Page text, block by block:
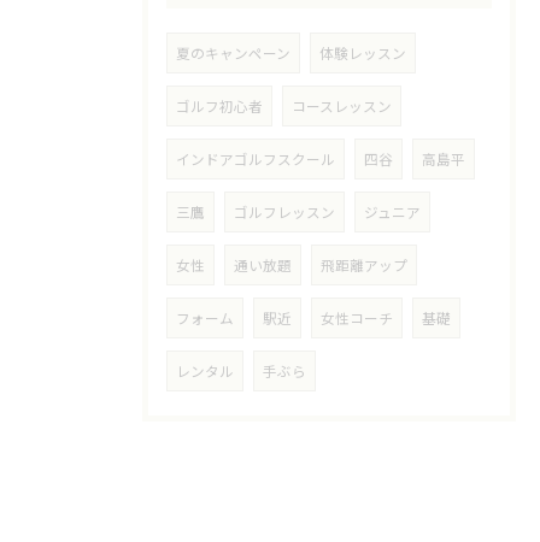
夏のキャンペーン 体験レッスン
ゴルフ初心者 コースレッスン
インドアゴルフスクール 四谷 高島平
三鷹 ゴルフレッスン ジュニア
女性 通い放題 飛距離アップ
フォーム 駅近 女性コーチ 基礎
レンタル 手ぶら